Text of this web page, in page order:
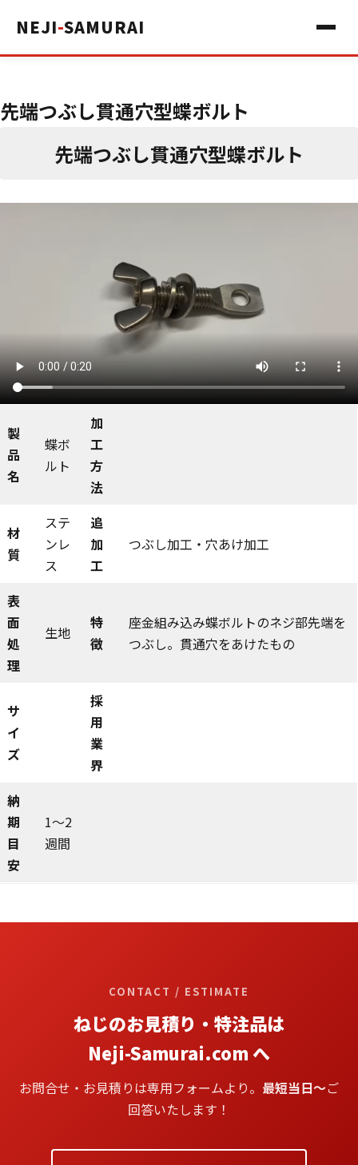
NEJI-SAMURAI
先端つぶし貫通穴型蝶ボルト
先端つぶし貫通穴型蝶ボルト
製
品
名
蝶ボ
ルト
加
工
方
法
材
質
ステ
ンレ
ス
追
加
工
つぶし加工・穴あけ加工
表
面
処
理
生地
特
徴
座金組み込み蝶ボルトのネジ部先端を
つぶし。貫通穴をあけたもの
サ
イ
ズ
採
用
業
界
納
期
目
安
1～2
週間
CONTACT / ESTIMATE
ねじのお見積り・特注品は
Neji-Samurai.com へ
お問合せ・お見積りは専用フォームより。 最短当日〜ご
回答いたします！